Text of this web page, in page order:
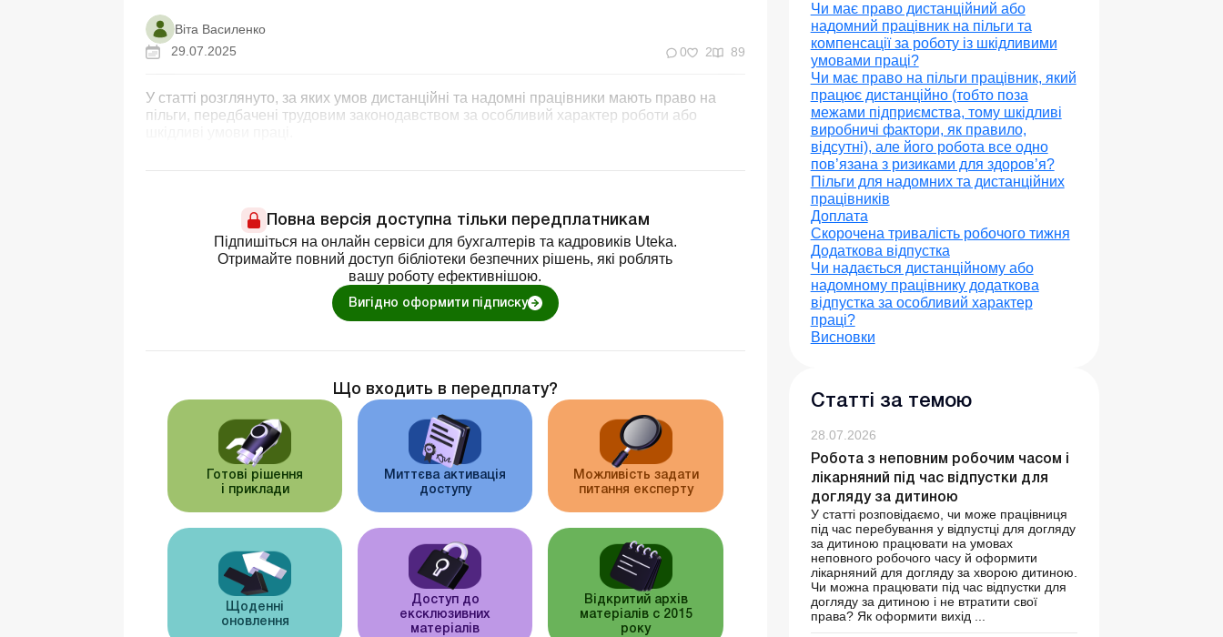
Віта Василенко
29.07.2025
0 2 89
У статті розглянуто, за яких умов дистанційні та надомні працівники мають право на
пільги, передбачені трудовим законодавством за особливий характер роботи або
Повна версія доступна тільки передплатникам
Підпишіться на онлайн сервіси для бухгалтерів та кадровиків Uteka.
Отримайте повний доступ бібліотеки безпечних рішень, які роблять
вашу роботу ефективнішою.
Вигідно оформити підписку
Що входить в передплату?
Готові рішення
і приклади
Миттєва активація
доступу
Можливість задати
питання експерту
Щоденні
оновлення
Доступ до
ексклюзивних
матеріалів
Відкритий архів
матеріалів c 2015
року
Чи має право дистанційний або
надомний працівник на пільги та
компенсації за роботу із шкідливими
умовами праці?
Чи має право на пільги працівник, який
працює дистанційно (тобто поза
межами підприємства, тому шкідливі
виробничі фактори, як правило,
відсутні), але його робота все одно
пов’язана з ризиками для здоров’я?
Пільги для надомних та дистанційних
працівників
Доплата
Скорочена тривалість робочого тижня
Додаткова відпустка
Чи надається дистанційному або
надомному працівнику додаткова
відпустка за особливий характер
праці?
Висновки
Статті за темою
28.07.2026
Робота з неповним робочим часом і
лікарняний під час відпустки для
догляду за дитиною
У статті розповідаємо, чи може працівниця
під час перебування у відпустці для догляду
за дитиною працювати на умовах
неповного робочого часу й оформити
лікарняний для догляду за хворою дитиною.
Чи можна працювати під час відпустки для
догляду за дитиною і не втратити свої
права? Як оформити вихід ...